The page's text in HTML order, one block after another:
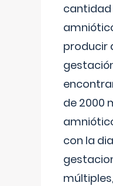
cantidad
producir
de 2000
con la